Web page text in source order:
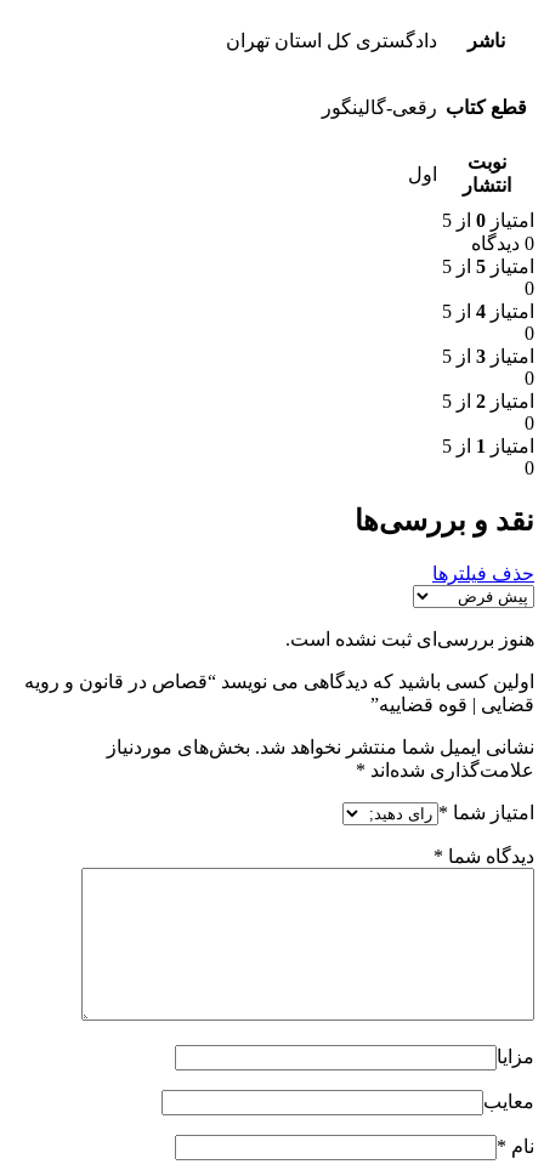
ناشر دادگستری کل استان تهران
قطع کتاب رقعی-گالینگور
نوبت
انتشار
اول
امتیاز 0 از 5
0 دیدگاه
امتیاز 5 از 5
0
امتیاز 4 از 5
0
امتیاز 3 از 5
0
امتیاز 2 از 5
0
امتیاز 1 از 5
0
نقد و بررسی‌ها
حذف فیلترها
هنوز بررسی‌ای ثبت نشده است.
اولین کسی باشید که دیدگاهی می نویسد “قصاص در قانون و رویه
قضایی | قوه قضاییه”
نشانی ایمیل شما منتشر نخواهد شد. بخش‌های موردنیاز
علامت‌گذاری شده‌اند *
امتیاز شما *
دیدگاه شما *
مزایا
معایب
نام *